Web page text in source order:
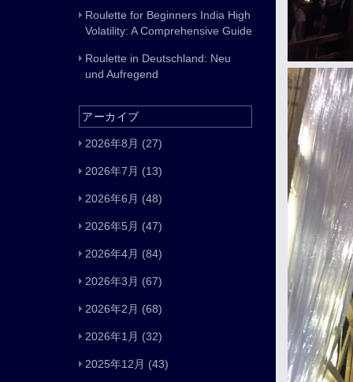
Roulette for Beginners India High
Volatility: A Comprehensive Guide
Roulette in Deutschland: Neu
und Aufregend
アーカイブ
2026年8月 (27)
2026年7月 (13)
2026年6月 (48)
2026年5月 (47)
2026年4月 (84)
2026年3月 (67)
2026年2月 (68)
2026年1月 (32)
2025年12月 (43)